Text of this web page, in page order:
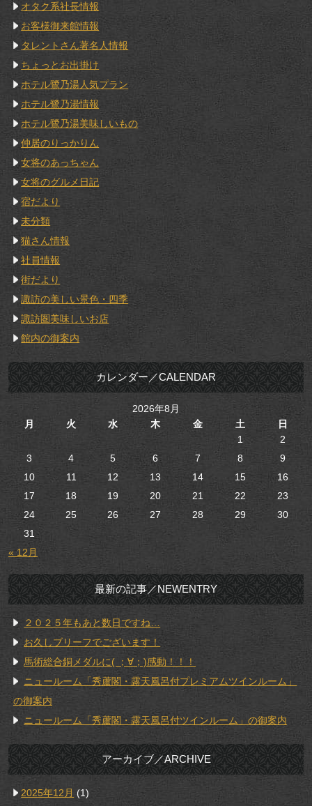
オタク系社長情報
お客様御来館情報
タレントさん著名人情報
ちょっとお出掛け
ホテル鷺乃湯人気プラン
ホテル鷺乃湯情報
ホテル鷺乃湯美味しいもの
仲居のりっかりん
女将のあっちゃん
女将のグルメ日記
宿だより
未分類
猫さん情報
社員情報
街だより
諏訪の美しい景色・四季
諏訪圏美味しいお店
館内の御案内
カレンダー／CALENDAR
2026年8月
月
火 水 木 金 土
日
1
2
3
4 5 6 7 8
9
10
11 12 13 14 15
16
17
18 19 20 21 22
23
24
25 26 27 28 29
30
31
« 12月
最新の記事／NEWENTRY
２０２５年もあと数日ですね…
お久しブリーフでございます！
馬術総合銅メダルに( ；∀；)感動！！！
ニュールーム「秀蘆閣・露天風呂付プレミアムツインルーム」
の御案内
ニュールーム「秀蘆閣・露天風呂付ツインルーム」の御案内
アーカイブ／ARCHIVE
2025年12月 (1)